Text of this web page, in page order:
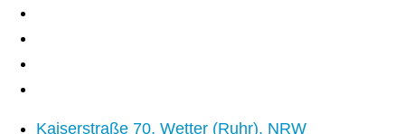
Kaiserstraße 70, Wetter (Ruhr), NRW